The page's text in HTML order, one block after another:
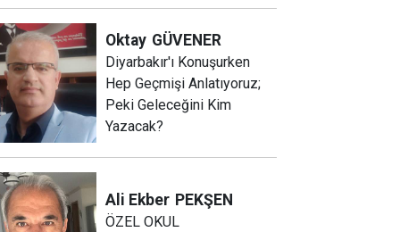
Oktay GÜVENER
Diyarbakır'ı Konuşurken
Hep Geçmişi Anlatıyoruz;
Peki Geleceğini Kim
Yazacak?
Ali Ekber PEKŞEN
ÖZEL OKUL